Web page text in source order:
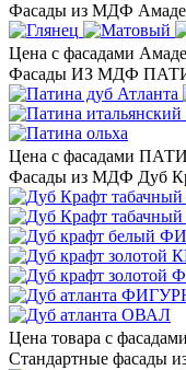
Фасады из МДФ
Цена с фасадами
Фасады ИЗ МДФ
Цена с фасадами
Фасады из МДФ Дуб
Цена товара с
Стандартные фасады